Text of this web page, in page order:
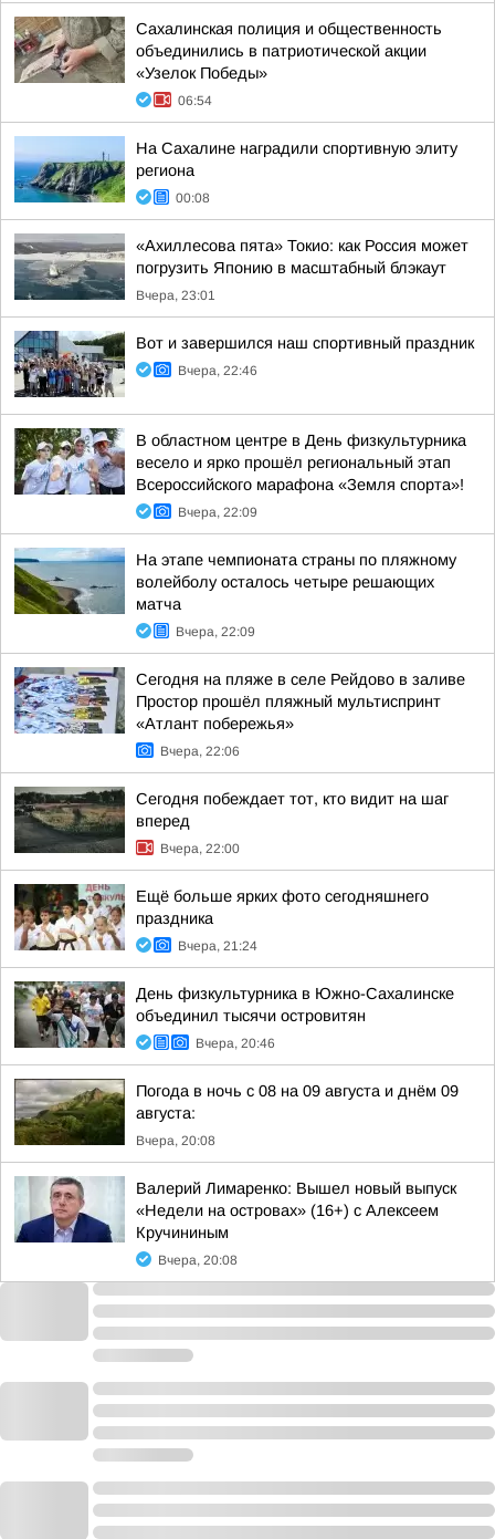
Сахалинская полиция и общественность
объединились в патриотической акции
«Узелок Победы»
06:54
На Сахалине наградили спортивную элиту
региона
00:08
«Ахиллесова пята» Токио: как Россия может
погрузить Японию в масштабный блэкаут
Вчера, 23:01
Вот и завершился наш спортивный праздник
Вчера, 22:46
В областном центре в День физкультурника
весело и ярко прошёл региональный этап
Всероссийского марафона «Земля спорта»!
Вчера, 22:09
На этапе чемпионата страны по пляжному
волейболу осталось четыре решающих
матча
Вчера, 22:09
Сегодня на пляже в селе Рейдово в заливе
Простор прошёл пляжный мультиспринт
«Атлант побережья»
Вчера, 22:06
Сегодня побеждает тот, кто видит на шаг
вперед
Вчера, 22:00
Ещё больше ярких фото сегодняшнего
праздника
Вчера, 21:24
День физкультурника в Южно-Сахалинске
объединил тысячи островитян
Вчера, 20:46
Погода в ночь с 08 на 09 августа и днём 09
августа:
Вчера, 20:08
Валерий Лимаренко: Вышел новый выпуск
«Недели на островах» (16+) с Алексеем
Кручининым
Вчера, 20:08